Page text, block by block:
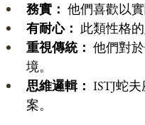
務實： 他們喜歡以
有耐心： 此類性格
重視傳統： 他們對
境。
思維邏輯： ISTJ蛇
案。